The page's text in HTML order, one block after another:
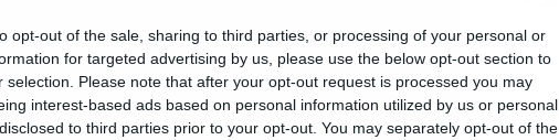
opt-out of the sale, sharing to third parties, or processing of your personal or
for targeted advertising by us, please use the below opt-out section to
selection. Please note that after your opt-out request is processed you may
interest-based ads based on personal information utilized by us or personal
to third parties prior to your opt-out. You may separately opt-out of the